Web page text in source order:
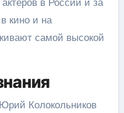
кино и на
самой высокой
Колокольников